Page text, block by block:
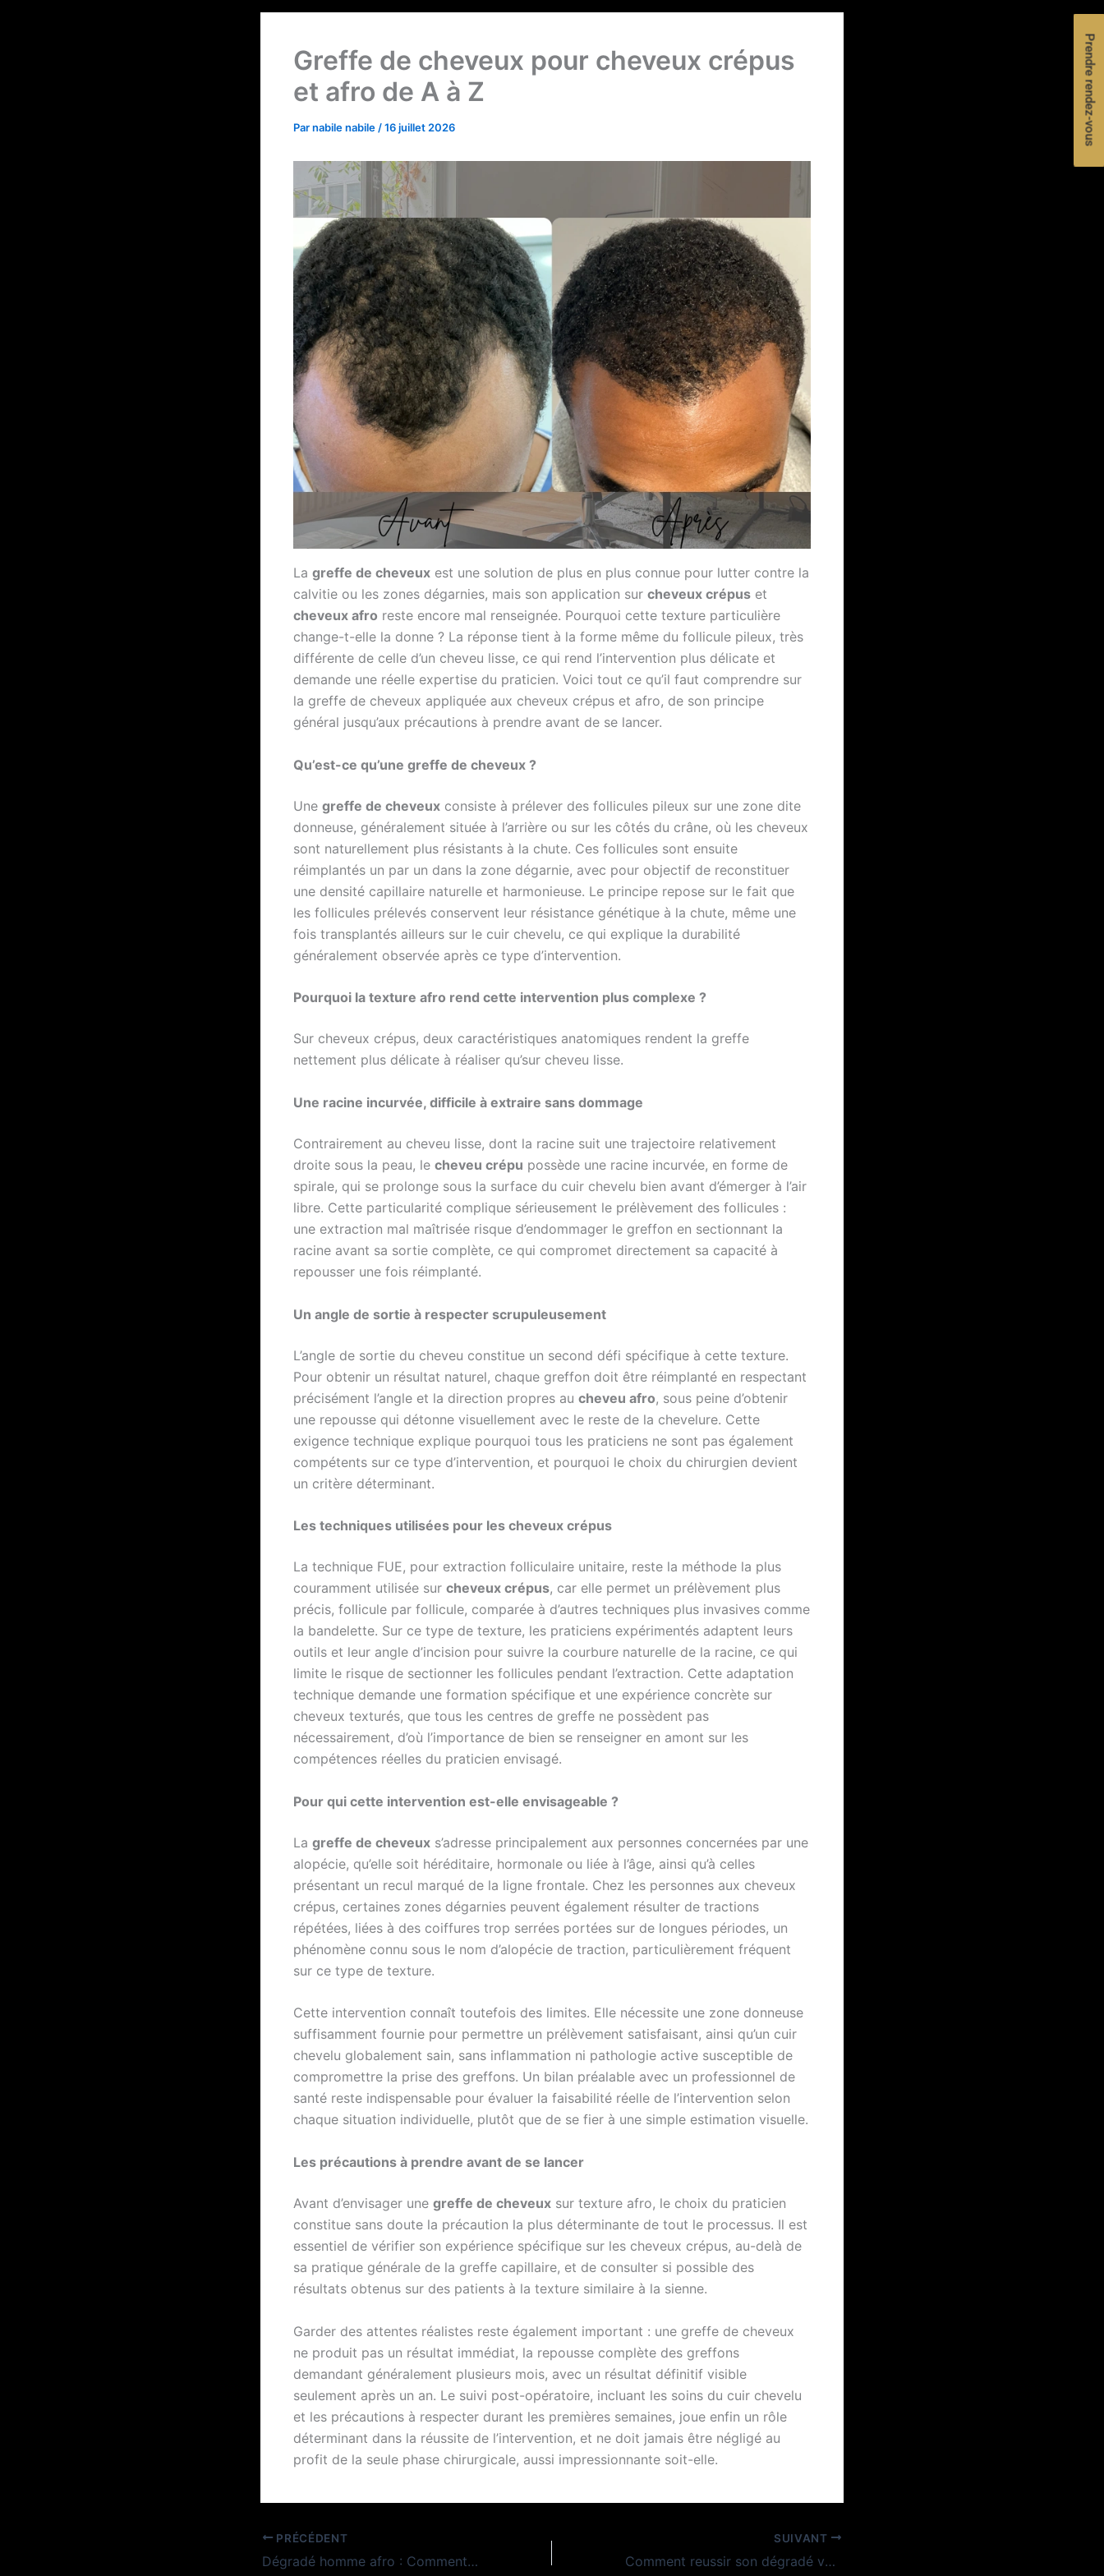
Greffe de cheveux pour cheveux crépus
et afro de A à Z
Parnabile nabile /16 juillet 2026
La greffe de cheveux est une solution de plus en plus connue pour lutter contre la
calvitie ou les zones dégarnies, mais son application sur cheveux crépus et
cheveux afro reste encore mal renseignée. Pourquoi cette texture particulière
change-t-elle la donne ? La réponse tient à la forme même du follicule pileux, très
différente de celle d’un cheveu lisse, ce qui rend l’intervention plus délicate et
demande une réelle expertise du praticien. Voici tout ce qu’il faut comprendre sur
la greffe de cheveux appliquée aux cheveux crépus et afro, de son principe
général jusqu’aux précautions à prendre avant de se lancer.
Qu’est-ce qu’une greffe de cheveux ?
Une greffe de cheveux consiste à prélever des follicules pileux sur une zone dite
donneuse, généralement située à l’arrière ou sur les côtés du crâne, où les cheveux
sont naturellement plus résistants à la chute. Ces follicules sont ensuite
réimplantés un par un dans la zone dégarnie, avec pour objectif de reconstituer
une densité capillaire naturelle et harmonieuse. Le principe repose sur le fait que
les follicules prélevés conservent leur résistance génétique à la chute, même une
fois transplantés ailleurs sur le cuir chevelu, ce qui explique la durabilité
généralement observée après ce type d’intervention.
Pourquoi la texture afro rend cette intervention plus complexe ?
Sur cheveux crépus, deux caractéristiques anatomiques rendent la greffe
nettement plus délicate à réaliser qu’sur cheveu lisse.
Une racine incurvée, difficile à extraire sans dommage
Contrairement au cheveu lisse, dont la racine suit une trajectoire relativement
droite sous la peau, le cheveu crépu possède une racine incurvée, en forme de
spirale, qui se prolonge sous la surface du cuir chevelu bien avant d’émerger à l’air
libre. Cette particularité complique sérieusement le prélèvement des follicules :
une extraction mal maîtrisée risque d’endommager le greffon en sectionnant la
racine avant sa sortie complète, ce qui compromet directement sa capacité à
repousser une fois réimplanté.
Un angle de sortie à respecter scrupuleusement
L’angle de sortie du cheveu constitue un second défi spécifique à cette texture.
Pour obtenir un résultat naturel, chaque greffon doit être réimplanté en respectant
précisément l’angle et la direction propres au cheveu afro, sous peine d’obtenir
une repousse qui détonne visuellement avec le reste de la chevelure. Cette
exigence technique explique pourquoi tous les praticiens ne sont pas également
compétents sur ce type d’intervention, et pourquoi le choix du chirurgien devient
un critère déterminant.
Les techniques utilisées pour les cheveux crépus
La technique FUE, pour extraction folliculaire unitaire, reste la méthode la plus
couramment utilisée sur cheveux crépus, car elle permet un prélèvement plus
précis, follicule par follicule, comparée à d’autres techniques plus invasives comme
la bandelette. Sur ce type de texture, les praticiens expérimentés adaptent leurs
outils et leur angle d’incision pour suivre la courbure naturelle de la racine, ce qui
limite le risque de sectionner les follicules pendant l’extraction. Cette adaptation
technique demande une formation spécifique et une expérience concrète sur
cheveux texturés, que tous les centres de greffe ne possèdent pas
nécessairement, d’où l’importance de bien se renseigner en amont sur les
compétences réelles du praticien envisagé.
Pour qui cette intervention est-elle envisageable ?
La greffe de cheveux s’adresse principalement aux personnes concernées par une
alopécie, qu’elle soit héréditaire, hormonale ou liée à l’âge, ainsi qu’à celles
présentant un recul marqué de la ligne frontale. Chez les personnes aux cheveux
crépus, certaines zones dégarnies peuvent également résulter de tractions
répétées, liées à des coiffures trop serrées portées sur de longues périodes, un
phénomène connu sous le nom d’alopécie de traction, particulièrement fréquent
sur ce type de texture.
Cette intervention connaît toutefois des limites. Elle nécessite une zone donneuse
suffisamment fournie pour permettre un prélèvement satisfaisant, ainsi qu’un cuir
chevelu globalement sain, sans inflammation ni pathologie active susceptible de
compromettre la prise des greffons. Un bilan préalable avec un professionnel de
santé reste indispensable pour évaluer la faisabilité réelle de l’intervention selon
chaque situation individuelle, plutôt que de se fier à une simple estimation visuelle.
Les précautions à prendre avant de se lancer
Avant d’envisager une greffe de cheveux sur texture afro, le choix du praticien
constitue sans doute la précaution la plus déterminante de tout le processus. Il est
essentiel de vérifier son expérience spécifique sur les cheveux crépus, au-delà de
sa pratique générale de la greffe capillaire, et de consulter si possible des
résultats obtenus sur des patients à la texture similaire à la sienne.
Garder des attentes réalistes reste également important : une greffe de cheveux
ne produit pas un résultat immédiat, la repousse complète des greffons
demandant généralement plusieurs mois, avec un résultat définitif visible
seulement après un an. Le suivi post-opératoire, incluant les soins du cuir chevelu
et les précautions à respecter durant les premières semaines, joue enfin un rôle
déterminant dans la réussite de l’intervention, et ne doit jamais être négligé au
profit de la seule phase chirurgicale, aussi impressionnante soit-elle.
PRÉCÉDENT
Dégradé homme afro : Comment en prendre soin ?
SUIVANT
Comment reussir son dégradé vanille homme ?
Prendre rendez-vous